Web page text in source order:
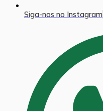
Siga-nos no Instagram